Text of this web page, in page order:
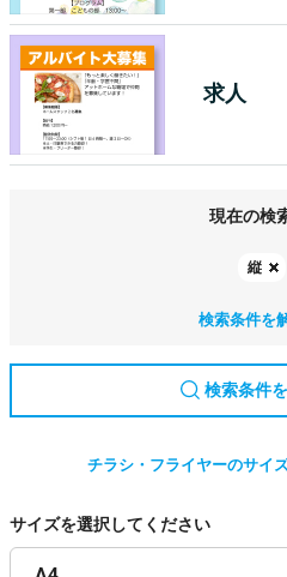
求人
現在の検
縦
検索条件を
検索条件
チラシ・フライヤーのサイ
サイズを選択してください